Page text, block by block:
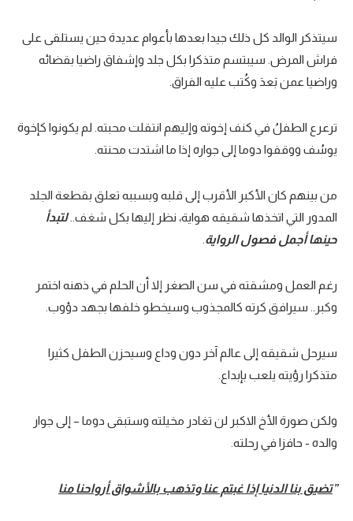
سيتذكر الوالد كل ذلك جيدا بعدها بأعوام عديدة حين يستلقى على
فراش المرض. سيبتسم متذكرا بكل جلد وإشفاق راضيا بقضائه
وراضيا عمن بَعدَ وكُتب عليه الفراق.
ترعرع الطفلُ في كنف إخوته وإليهم انتقلت محبته. لم يكونوا كإخوة
يوسُف ووقفوا دوما إلى جواره إذا ما اشتدت محنته.
من بينهم كان الأكبر الأقرب إلى قلبه وبسببه تعلق بقطعة الجلد
المدور التي اتخذها شقيقه هواية، نظر إليها بكل شغف..لتبدأ
حينها أجمل فصول الرواية
رغم العمل ومشقته في سن الصغر إلا أن الحلم في ذهنه اختمر
وكبر.. سيرافق كرته كالمجذوب وسيخطو خلفها بجهد دؤوب.
سيرحل شقيقه إلى عالم آخر دون وداع وسيحزن الطفل كثيرا
متذكرا رؤيته يلعب بإبداع.
ولكن صورة الأخ الاكبر لن تغادر مخيلته وستبقى دوما – إلى جوار
والده - حافزا في رحلته.
”تضيق بنا الدنيا إذا غبتم عنا وتذهب بالأشواق أرواحنا منا